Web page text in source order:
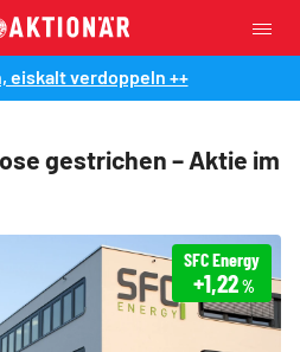
eiskalt verdoppeln ++
gestrichen – Aktie im
SFC Energy
+1,22%